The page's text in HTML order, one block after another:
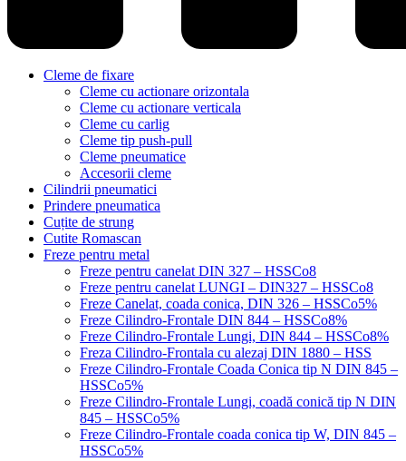
Cleme de fixare
Cleme cu actionare orizontala
Cleme cu actionare verticala
Cleme cu carlig
Cleme tip push-pull
Cleme pneumatice
Accesorii cleme
Cilindrii pneumatici
Prindere pneumatica
Cuțite de strung
Cutite Romascan
Freze pentru metal
Freze pentru canelat DIN 327 – HSSCo8
Freze pentru canelat LUNGI – DIN327 – HSSCo8
Freze Canelat, coada conica, DIN 326 – HSSCo5%
Freze Cilindro-Frontale DIN 844 – HSSCo8%
Freze Cilindro-Frontale Lungi, DIN 844 – HSSCo8%
Freza Cilindro-Frontala cu alezaj DIN 1880 – HSS
Freze Cilindro-Frontale Coada Conica tip N DIN 845 –
HSSCo5%
Freze Cilindro-Frontale Lungi, coadă conică tip N DIN
845 – HSSCo5%
Freze Cilindro-Frontale coada conica tip W, DIN 845 –
HSSCo5%